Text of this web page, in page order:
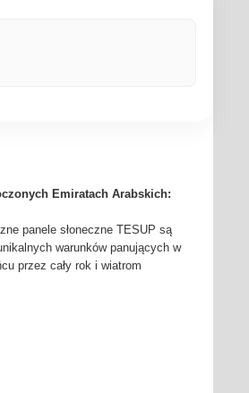
Emiratach Arabskich:
panele słoneczne TESUP są
warunków panujących w
przez cały rok i wiatrom